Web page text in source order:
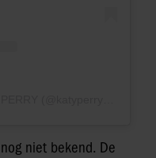
niet bekend. De